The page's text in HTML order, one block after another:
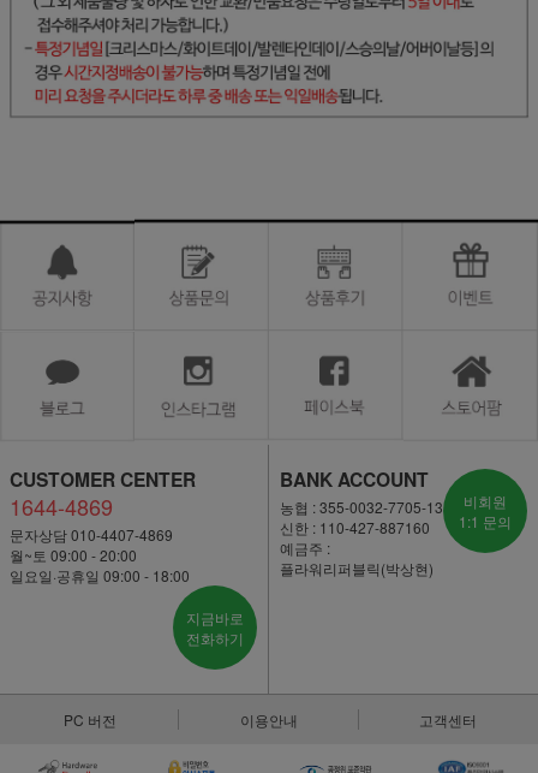
CUSTOMER CENTER
1644-4869
문자상담 010-4407-4869
월~토 09:00 - 20:00
일요일·공휴일 09:00 - 18:00
지금바로
전화하기
BANK ACCOUNT
농협 : 355-0032-7705-13
신한 : 110-427-887160
예금주 :
플라워리퍼블릭(박상현)
비회원
1:1 문의
PC 버전 이용안내 고객센터